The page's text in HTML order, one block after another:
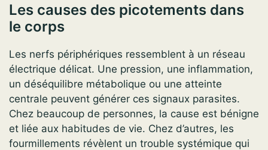
Les causes des picotements dans
le corps
Les nerfs périphériques ressemblent à un réseau
électrique délicat. Une pression, une inflammation,
un déséquilibre métabolique ou une atteinte
centrale peuvent générer ces signaux parasites.
Chez beaucoup de personnes, la cause est bénigne
et liée aux habitudes de vie. Chez d’autres, les
fourmillements révèlent un trouble systémique qui